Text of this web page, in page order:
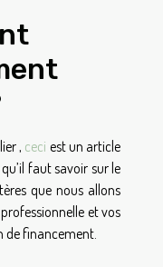
, ceci est un article
faut savoir sur le
que nous allons
et vos
de financement.